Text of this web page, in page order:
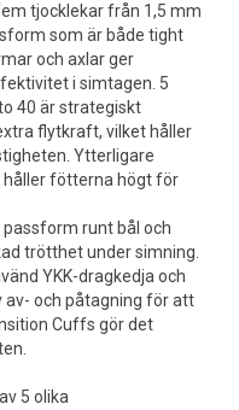
tjocklekar från 1,5 mm
som är både tight
och axlar ger
i simtagen. 5
40 är strategiskt
flytkraft, vilket håller
Ytterligare
håller fötterna högt för
runt bål och
trötthet under simning.
YKK-dragkedja och
och påtagning för att
Cuffs gör det
5 olika